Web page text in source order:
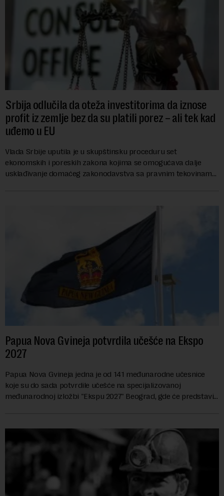
Srbija odlučila da oteža investitorima da iznose
profit iz zemlje bez da su platili porez – ali tek kad
uđemo u EU
Vlada Srbije uputila je u skupštinsku proceduru set
ekonomskih i poreskih zakona kojima se omogućava dalje
usklađivanje domaćeg zakonodavstva sa pravnim tekovinama
Papua Nova Gvineja potvrdila učešće na Ekspo
2027
Papua Nova Gvineja jedna je od 141 međunarodne učesnice
koje su do sada potvrdile učešće na specijalizovanoj
međunarodnoj izložbi "Ekspu 2027" Beograd, gde će predstaviti